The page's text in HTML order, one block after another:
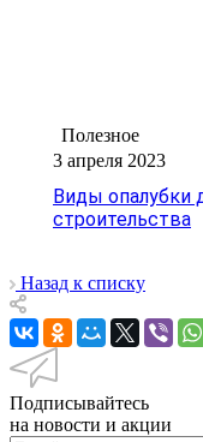
Полезное
3 апреля 2023
Виды опалубки
строительства
Назад к списку
Подписывайтесь
на новости и акции